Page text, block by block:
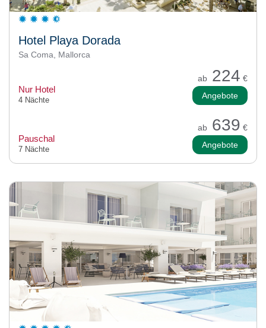
Hotel Playa Dorada
Sa Coma, Mallorca
ab 224 €
Nur Hotel
4 Nächte Angebote
ab 639 €
Pauschal
7 Nächte Angebote